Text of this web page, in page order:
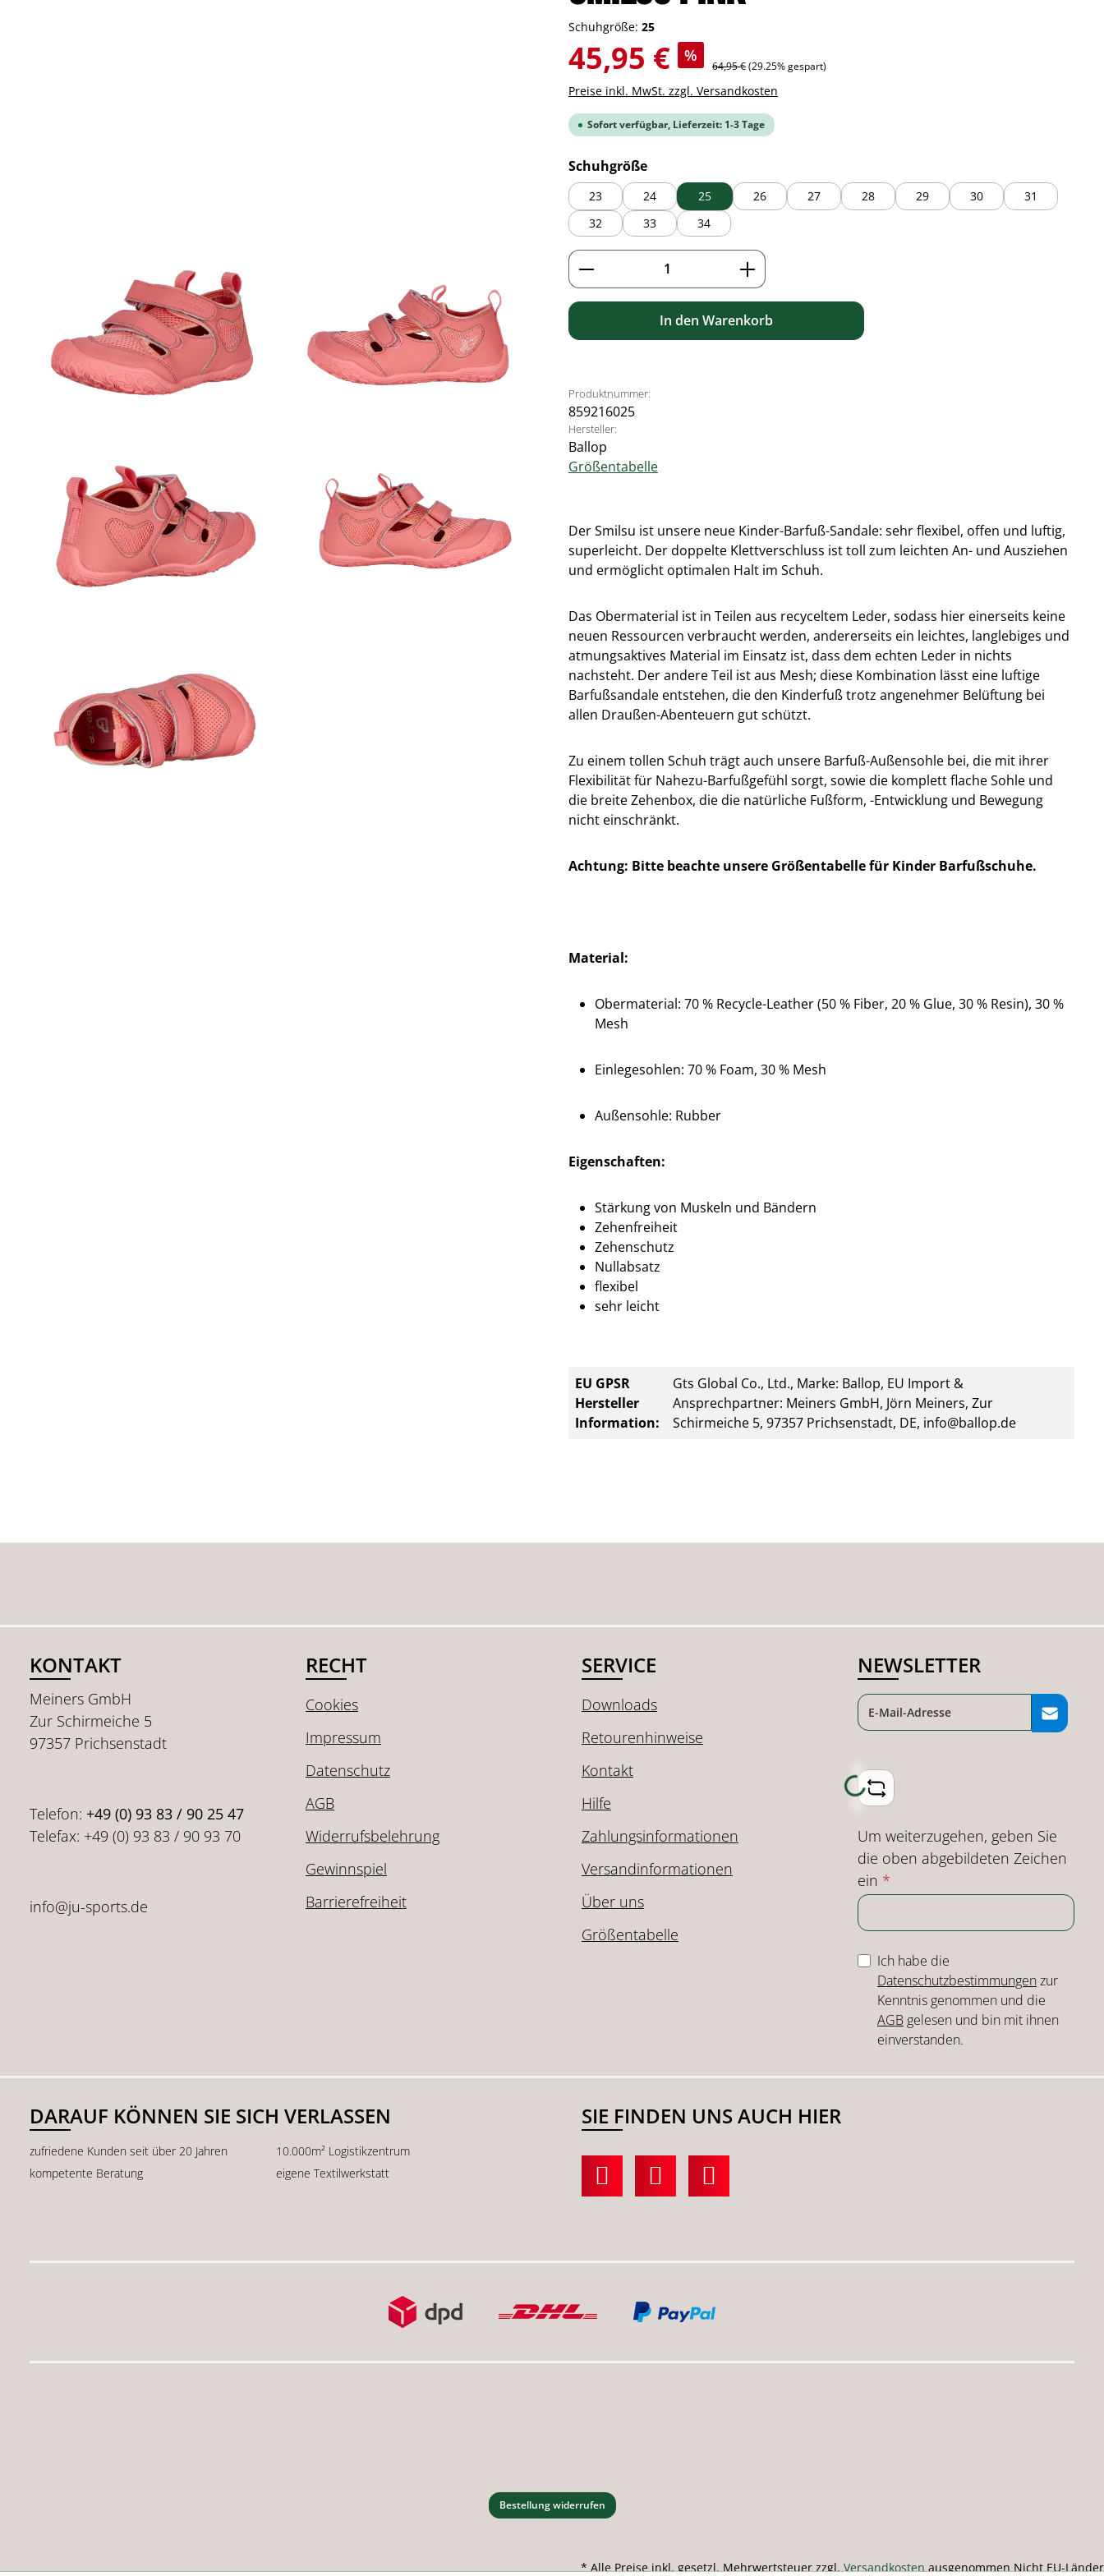
Schuhgröße: 25
Verkaufspreis:
45,95 € %
Regulärer Preis:
64,95 €(29.25% gespart)
Preise inkl. MwSt. zzgl. Versandkosten
Sofort verfügbar, Lieferzeit: 1-3 Tage
Schuhgrößeauswählen
23 24 25 26 27 28 29 30
31
32
33 34
Produkt Anzahl: Gib den gewünschten Wert ein oder
In den Warenkorb
Produktnummer:
859216025
Hersteller:
Ballop
Größentabelle
Der Smilsu ist unsere neue Kinder-Barfuß-Sandale: sehr flexibel, offen und luftig,
superleicht. Der doppelte Klettverschluss ist toll zum leichten An- und Ausziehen
und ermöglicht optimalen Halt im Schuh.
Das Obermaterial ist in Teilen aus recyceltem Leder, sodass hier einerseits keine
neuen Ressourcen verbraucht werden, andererseits ein leichtes, langlebiges und
atmungsaktives Material im Einsatz ist, dass dem echten Leder in nichts
nachsteht. Der andere Teil ist aus Mesh; diese Kombination lässt eine luftige
Barfußsandale entstehen, die den Kinderfuß trotz angenehmer Belüftung bei
allen Draußen-Abenteuern gut schützt.
Zu einem tollen Schuh trägt auch unsere Barfuß-Außensohle bei, die mit ihrer
Flexibilität für Nahezu-Barfußgefühl sorgt, sowie die komplett flache Sohle und
die breite Zehenbox, die die natürliche Fußform, -Entwicklung und Bewegung
nicht einschränkt.
Achtung: Bitte beachte unsere Größentabelle für Kinder Barfußschuhe.
Material:
Obermaterial: 70 % Recycle-Leather (50 % Fiber, 20 % Glue, 30 % Resin), 30 %
Mesh
Einlegesohlen: 70 % Foam, 30 % Mesh
Außensohle: Rubber
Eigenschaften:
Stärkung von Muskeln und Bändern
Zehenfreiheit
Zehenschutz
Nullabsatz
flexibel
sehr leicht
EU GPSR
Hersteller
Information:
Gts Global Co., Ltd., Marke: Ballop, EU Import &
Ansprechpartner: Meiners GmbH, Jörn Meiners, Zur
Schirmeiche 5, 97357 Prichsenstadt, DE, info@ballop.de
KONTAKT
Meiners GmbH
Zur Schirmeiche 5
97357 Prichsenstadt
Telefon: +49 (0) 93 83 / 90 25 47
Telefax: +49 (0) 93 83 / 90 93 70
info@ju-sports.de
RECHT
Cookies
Impressum
Datenschutz
AGB
Widerrufsbelehrung
Gewinnspiel
Barrierefreiheit
SERVICE
Downloads
Retourenhinweise
Kontakt
Hilfe
Zahlungsinformationen
Versandinformationen
Über uns
Größentabelle
NEWSLETTER
Loading...
Um weiterzugehen, geben Sie
die oben abgebildeten Zeichen
ein *
Ich habe die
Datenschutzbestimmungenzur
Kenntnis genommen und die
AGB gelesen und bin mit ihnen
einverstanden.
DARAUF KÖNNEN SIE SICH VERLASSEN
zufriedene Kunden seit über 20 Jahren
10.000m² Logistikzentrum
kompetente Beratung
eigene Textilwerkstatt
SIE FINDEN UNS AUCH HIER
Bestellung widerrufen
* Alle Preise inkl. gesetzl. Mehrwertsteuer zzgl. Versandkosten ausgenommen Nicht EU-Länder